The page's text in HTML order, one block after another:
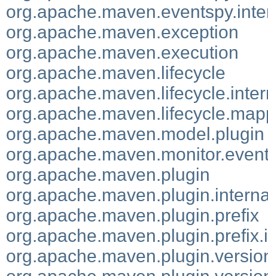
org.apache.maven.exception
org.apache.maven.execution
org.apache.maven.lifecycle
org.apache.maven.model.plugin
org.apache.maven.plugin
org.apache.maven.plugin.prefix